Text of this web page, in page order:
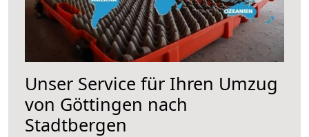
Unser Service für Ihren Umzug
von Göttingen nach
Stadtbergen